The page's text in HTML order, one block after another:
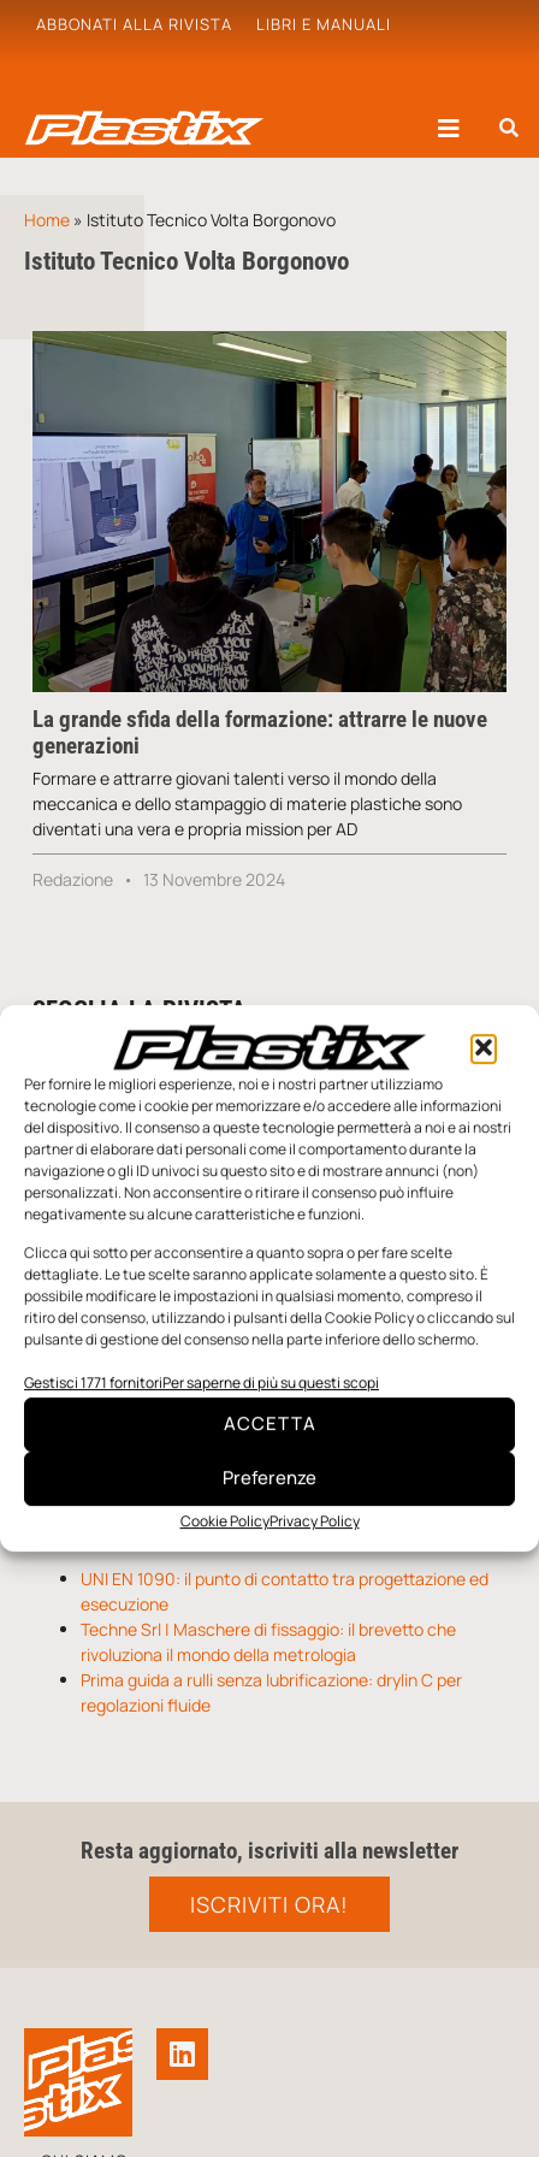
Per fornire le migliori esperienze, noi e i nostri partner utilizziamo
tecnologie come i cookie per memorizzare e/o accedere alle informazioni
del dispositivo. Il consenso a queste tecnologie permetterà a noi e ai nostri
partner di elaborare dati personali come il comportamento durante la
navigazione o gli ID univoci su questo sito e di mostrare annunci (non)
personalizzati. Non acconsentire o ritirare il consenso può influire
negativamente su alcune caratteristiche e funzioni.
Clicca qui sotto per acconsentire a quanto sopra o per fare scelte
dettagliate. Le tue scelte saranno applicate solamente a questo sito. È
possibile modificare le impostazioni in qualsiasi momento, compreso il
ritiro del consenso, utilizzando i pulsanti della Cookie Policy o cliccando sul
pulsante di gestione del consenso nella parte inferiore dello schermo.
Gestisci 1771 fornitoriPer saperne di più su questi scopi
ACCETTA
Preferenze
Cookie PolicyPrivacy Policy
ABBONATI ALLA RIVISTA LIBRI E MANUALI
Home » Istituto Tecnico Volta Borgonovo
Istituto Tecnico Volta Borgonovo
La grande sfida della formazione: attrarre le nuove
generazioni
Formare e attrarre giovani talenti verso il mondo della
meccanica e dello stampaggio di materie plastiche sono
diventati una vera e propria mission per AD
Redazione 13 Novembre 2024
SFOGLIA LA RIVISTA
n.5 - Giugno 2026 n.4 - Maggio 2026 n.3 - Aprile 2026
Edicola Web
Applicazioni della fluidodinamica computazionale (CFD)
Notizie da Il Progettista Industriale
UNI EN 1090: il punto di contatto tra progettazione ed
esecuzione
Techne Srl | Maschere di fissaggio: il brevetto che
rivoluziona il mondo della metrologia
Prima guida a rulli senza lubrificazione: drylin C per
regolazioni fluide
Resta aggiornato, iscriviti alla newsletter
ISCRIVITI ORA!